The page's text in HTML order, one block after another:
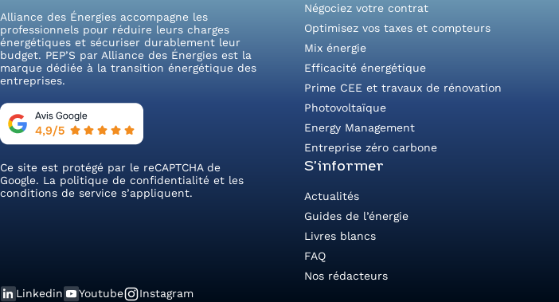
Alliance des Énergies accompagne les
professionnels pour réduire leurs charges
énergétiques et sécuriser durablement leur
budget. PEP’S par Alliance des Énergies est la
marque dédiée à la transition énergétique des
entreprises.
Ce site est protégé par le reCAPTCHA de
Google. La politique de confidentialité et les
conditions de service s’appliquent.
Négociez votre contrat
Optimisez vos taxes et compteurs
Mix énergie
Efficacité énergétique
Prime CEE et travaux de rénovation
Photovoltaïque
Energy Management
Entreprise zéro carbone
S’informer
Actualités
Guides de l’énergie
Livres blancs
FAQ
Nos rédacteurs
Linkedin Youtube Instagram